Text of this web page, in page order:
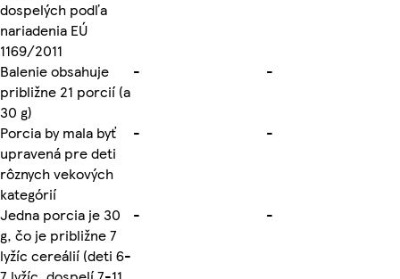
dospelých podľa
nariadenia EÚ
1169/2011
Balenie obsahuje
približne 21 porcií (a
30 g)
- -
Porcia by mala byť
upravená pre deti
rôznych vekových
kategórií
- -
Jedna porcia je 30
g, čo je približne 7
lyžíc cereálií (deti 6-
- -